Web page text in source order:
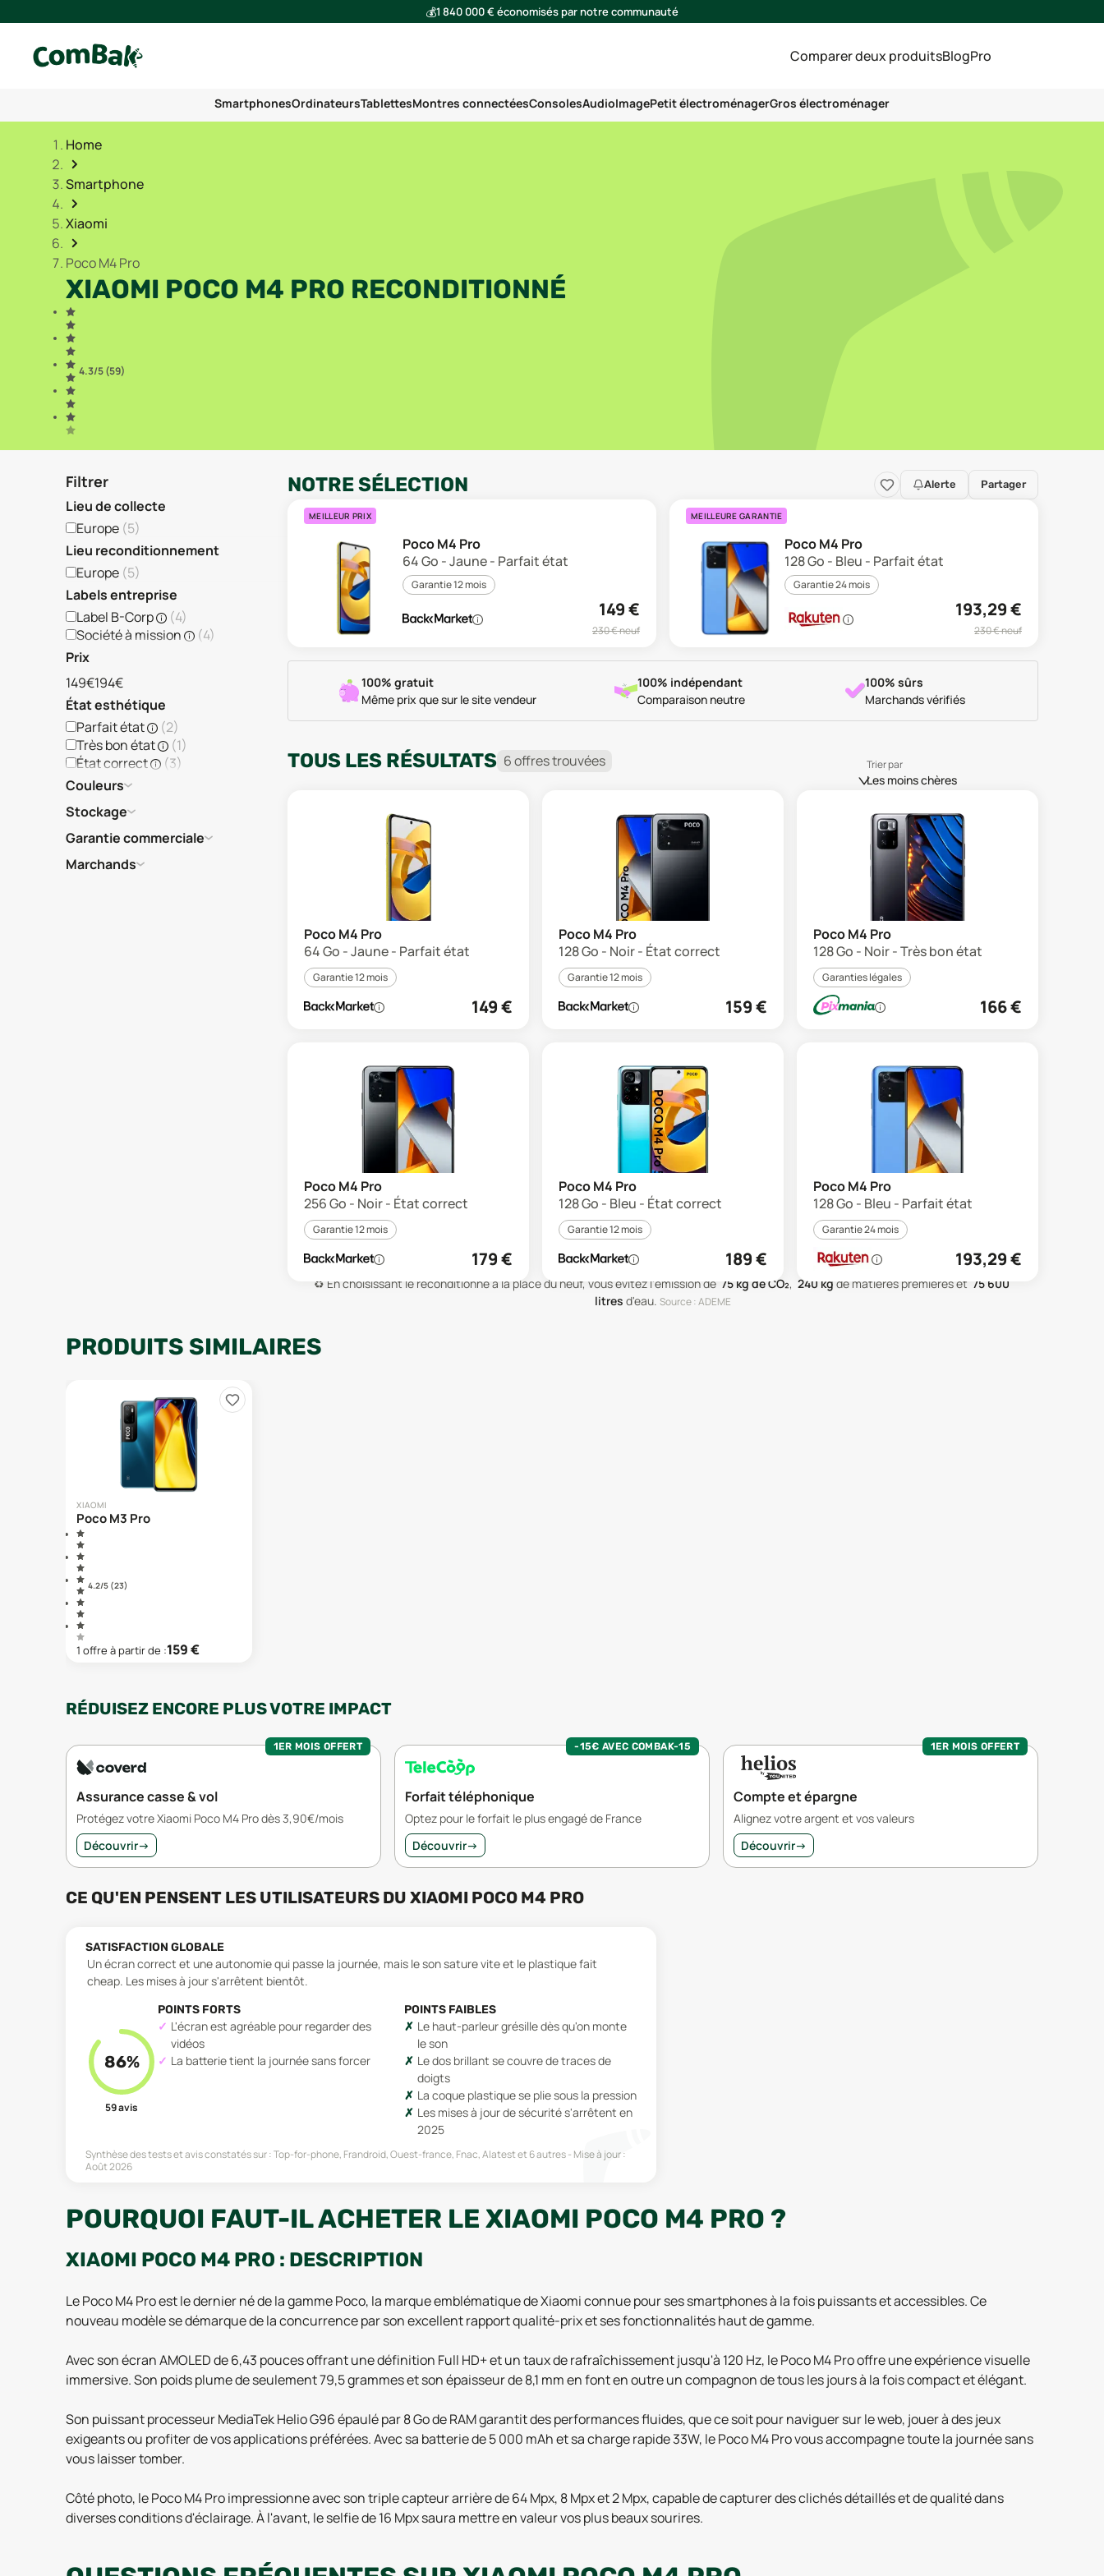
💰1 840 000 € économisés par notre communauté
Comparer deux produitsBlogPro
SmartphonesOrdinateursTablettesMontres connectéesConsolesAudioImagePetit électroménagerGros électroménager
Home
Smartphone
Xiaomi
Poco M4 Pro
XIAOMI POCO M4 PRO RECONDITIONNÉ
4.3/5 (59)
Filtrer
Lieu de collecte
Europe (5)
Lieu reconditionnement
Europe (5)
Labels entreprise
Label B-Corp
(4)
Société à mission
(4)
Prix
149€194€
État esthétique
Parfait état
(2)
Très bon état
(1)
État correct
(3)
Couleurs
Stockage
Garantie commerciale
Marchands
NOTRE SÉLECTION Alerte Partager
MEILLEUR PRIX
Poco M4 Pro
64 Go - Jaune - Parfait état
Garantie 12 mois
149€
230€ neuf
MEILLEURE GARANTIE
Poco M4 Pro
128 Go - Bleu - Parfait état
Garantie 24 mois
193,29€
230€ neuf
100% gratuit
Même prix que sur le site vendeur
100% indépendant
Comparaison neutre
100% sûrs
Marchands vérifiés
TOUS LES RÉSULTATS 6offrestrouvées Trier par
Les moins chères
Poco M4 Pro
64 Go - Jaune - Parfait état
Garantie 12 mois
149€
Poco M4 Pro
128 Go - Noir - État correct
Garantie 12 mois
159€
Poco M4 Pro
128 Go - Noir - Très bon état
Garanties légales
166€
Poco M4 Pro
256 Go - Noir - État correct
Garantie 12 mois
179€
Poco M4 Pro
128 Go - Bleu - État correct
Garantie 12 mois
189€
Poco M4 Pro
128 Go - Bleu - Parfait état
Garantie 24 mois
193,29€
♻️ En choisissant le reconditionné à la place du neuf, vous évitez l'émission de 75 kg de CO₂, 240 kg de matières premièreset 75 600
litres d'eau. Source : ADEME
PRODUITS SIMILAIRES
XIAOMI
Poco M3 Pro
4.2/5 (23)
1 offre à partir de :159€
RÉDUISEZ ENCORE PLUS VOTRE IMPACT
1ER MOIS OFFERT
Assurance casse & vol
Protégez votre Xiaomi Poco M4 Pro dès 3,90€/mois
Découvrir→
-15€ AVEC COMBAK-15
Forfait téléphonique
Optez pour le forfait le plus engagé de France
Découvrir→
1ER MOIS OFFERT
Compte et épargne
Alignez votre argent et vos valeurs
Découvrir→
CE QU'EN PENSENT LES UTILISATEURS DU XIAOMI POCO M4 PRO
SATISFACTION GLOBALE
Un écran correct et une autonomie qui passe la journée, mais le son sature vite et le plastique fait
cheap. Les mises à jour s'arrêtent bientôt.
86%
59avis
POINTS FORTS
L'écran est agréable pour regarder des
vidéos
La batterie tient la journée sans forcer
POINTS FAIBLES
Le haut-parleur grésille dès qu'on monte
le son
Le dos brillant se couvre de traces de
doigts
La coque plastique se plie sous la pression
Les mises à jour de sécurité s'arrêtent en
2025
Synthèse des tests et avis constatés sur :Top-for-phone, Frandroid, Ouest-france, Fnac, Alatestet 6 autres Mise à jour :
Août 2026
POURQUOI FAUT-IL ACHETER LE XIAOMI POCO M4 PRO ?
XIAOMI POCO M4 PRO : DESCRIPTION
Le Poco M4 Pro est le dernier né de la gamme Poco, la marque emblématique de Xiaomi connue pour ses smartphones à la fois puissants et accessibles. Ce
nouveau modèle se démarque de la concurrence par son excellent rapport qualité-prix et ses fonctionnalités haut de gamme.
Avec son écran AMOLED de 6,43 pouces offrant une définition Full HD+ et un taux de rafraîchissement jusqu'à 120 Hz, le Poco M4 Pro offre une expérience visuelle
immersive. Son poids plume de seulement 79,5 grammes et son épaisseur de 8,1 mm en font en outre un compagnon de tous les jours à la fois compact et élégant.
Son puissant processeur MediaTek Helio G96 épaulé par 8 Go de RAM garantit des performances fluides, que ce soit pour naviguer sur le web, jouer à des jeux
exigeants ou profiter de vos applications préférées. Avec sa batterie de 5 000 mAh et sa charge rapide 33W, le Poco M4 Pro vous accompagne toute la journée sans
vous laisser tomber.
Côté photo, le Poco M4 Pro impressionne avec son triple capteur arrière de 64 Mpx, 8 Mpx et 2 Mpx, capable de capturer des clichés détaillés et de qualité dans
diverses conditions d'éclairage. À l'avant, le selfie de 16 Mpx saura mettre en valeur vos plus beaux sourires.